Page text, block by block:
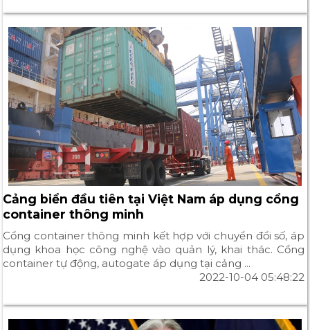
Cảng biển đầu tiên tại Việt Nam áp dụng cổng
container thông minh
Cổng container thông minh kết hợp với chuyển đổi số, áp
dụng khoa học công nghệ vào quản lý, khai thác. Cổng
container tự động, autogate áp dụng tại cảng ...
2022-10-04 05:48:22